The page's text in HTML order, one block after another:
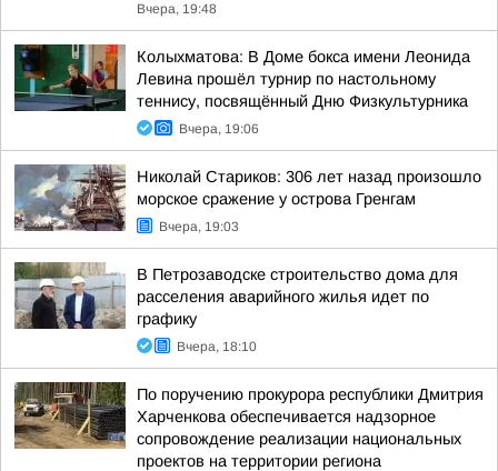
Вчера, 19:48
Колыхматова: В Доме бокса имени Леонида
Левина прошёл турнир по настольному
теннису, посвящённый Дню Физкультурника
Вчера, 19:06
Николай Стариков: 306 лет назад произошло
морское сражение у острова Гренгам
Вчера, 19:03
В Петрозаводске строительство дома для
расселения аварийного жилья идет по
графику
Вчера, 18:10
По поручению прокурора республики Дмитрия
Харченкова обеспечивается надзорное
сопровождение реализации национальных
проектов на территории региона